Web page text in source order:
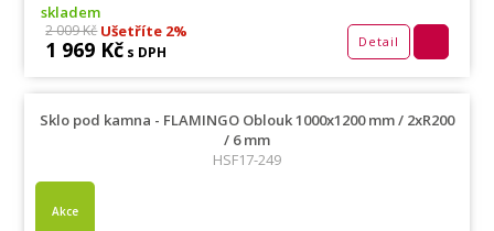
skladem
2 009 KčUšetříte 2%
1 969 Kč s DPH
Detail
Sklo pod kamna - FLAMINGO Oblouk 1000x1200 mm / 2xR200
/ 6 mm
HSF17-249
Akce